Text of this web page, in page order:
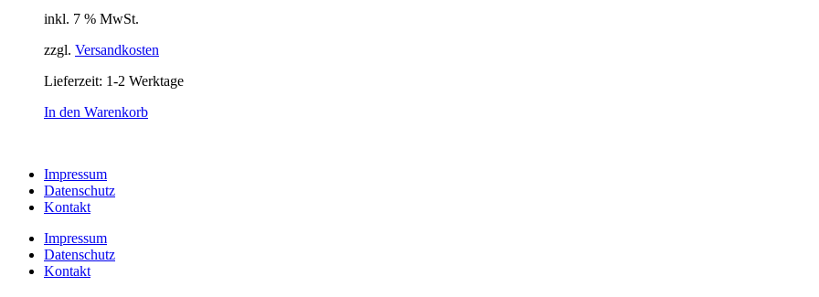
inkl. 7 % MwSt.
zzgl. Versandkosten
Lieferzeit: 1-2 Werktage
In den Warenkorb
Impressum
Datenschutz
Kontakt
Impressum
Datenschutz
Kontakt